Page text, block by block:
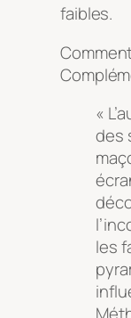
faibles.
«
des
les